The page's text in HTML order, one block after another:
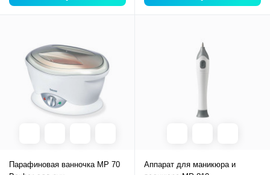
Парафиновая ванночка MP 70
Аппарат для маникюра и